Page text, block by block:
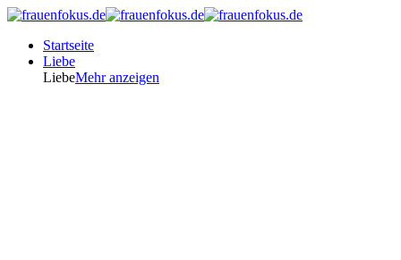
Startseite
Liebe
LiebeMehr anzeigen